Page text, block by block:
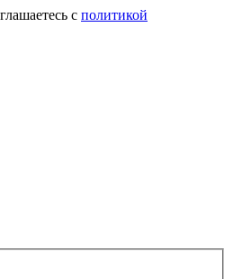
с политикой